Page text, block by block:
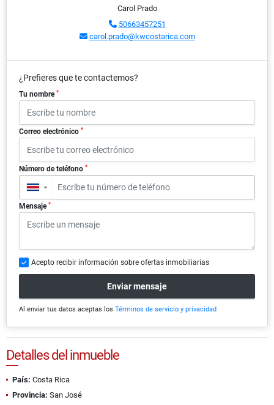
Carol Prado
50663457251
carol.prado@kwcostarica.com
¿Prefieres que te contactemos?
Tu nombre *
Correo electrónico *
Número de teléfono *
▼
Mensaje *
Acepto recibir información sobre ofertas inmobiliarias
Enviar mensaje
Al enviar tus datos aceptas los Términos de servicio y privacidad
Detalles del inmueble
País: Costa Rica
Provincia: San José